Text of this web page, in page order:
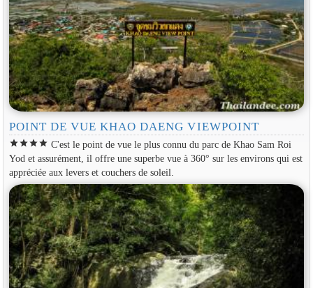
POINT DE VUE KHAO DAENG VIEWPOINT
starstarstarstar C'est le point de vue le plus connu du parc de Khao Sam Roi
Yod et assurément, il offre une superbe vue à 360° sur les environs qui est
appréciée aux levers et couchers de soleil.